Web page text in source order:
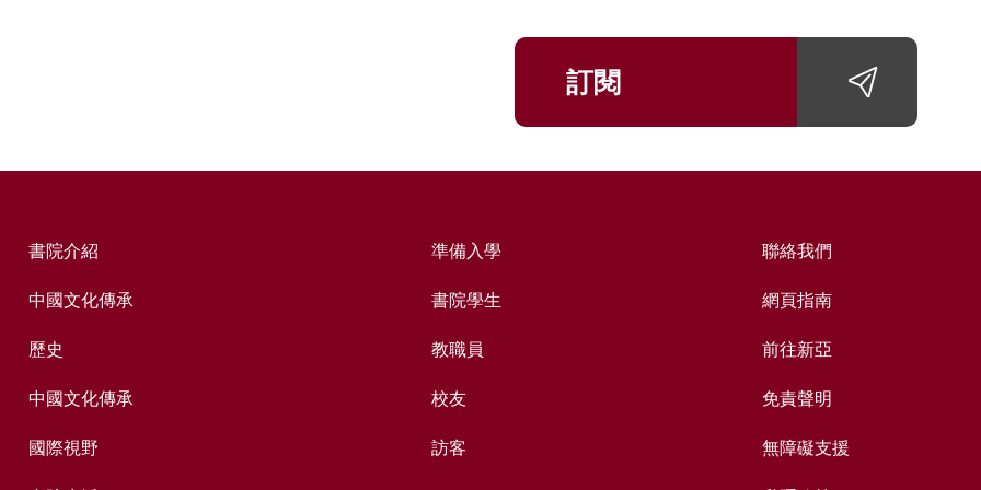
訂閱
書院介紹
中國文化傳承
歷史
中國文化傳承
國際視野
準備入學
書院學生
教職員
校友
訪客
聯絡我們
網頁指南
前往新亞
免責聲明
無障礙支援